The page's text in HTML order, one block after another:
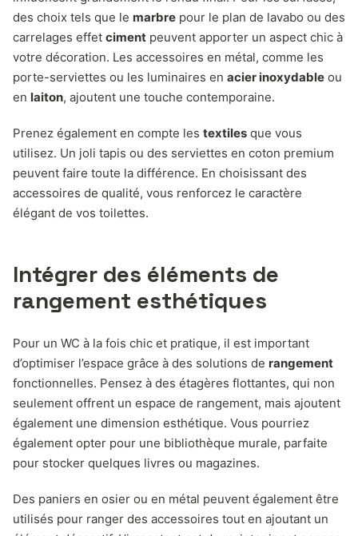
des choix tels que le marbre pour le plan de lavabo ou des
carrelages effet ciment peuvent apporter un aspect chic à
votre décoration. Les accessoires en métal, comme les
porte-serviettes ou les luminaires en acier inoxydable ou
en laiton, ajoutent une touche contemporaine.
Prenez également en compte les textiles que vous
utilisez. Un joli tapis ou des serviettes en coton premium
peuvent faire toute la différence. En choisissant des
accessoires de qualité, vous renforcez le caractère
élégant de vos toilettes.
Intégrer des éléments de
rangement esthétiques
Pour un WC à la fois chic et pratique, il est important
d’optimiser l’espace grâce à des solutions de rangement
fonctionnelles. Pensez à des étagères flottantes, qui non
seulement offrent un espace de rangement, mais ajoutent
également une dimension esthétique. Vous pourriez
également opter pour une bibliothèque murale, parfaite
pour stocker quelques livres ou magazines.
Des paniers en osier ou en métal peuvent également être
utilisés pour ranger des accessoires tout en ajoutant un